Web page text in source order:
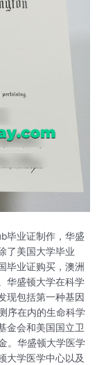
毕业证制作，华盛
了美国大学毕业
毕业证购买，澳洲
华盛顿大学在科学
现包括第一种基因
序在内的生命科学
金会和美国国立卫
。华盛顿大学医学
大学医学中心以及